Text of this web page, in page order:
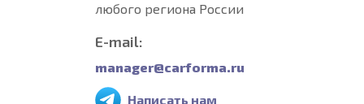
любого региона России
E-mail:
manager@carforma.ru
Написать нам